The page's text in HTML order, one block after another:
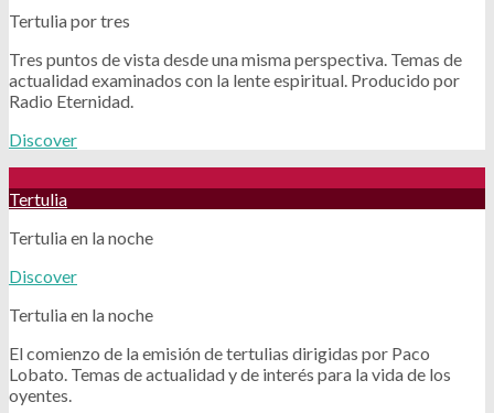
Tertulia por tres
Tres puntos de vista desde una misma perspectiva. Temas de
actualidad examinados con la lente espiritual. Producido por
Radio Eternidad.
Discover
Tertulia
Tertulia en la noche
Discover
Tertulia en la noche
El comienzo de la emisión de tertulias dirigidas por Paco
Lobato. Temas de actualidad y de interés para la vida de los
oyentes.